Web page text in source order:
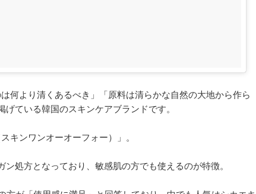
何より清くあるべき」「原料は清らかな自然の大地から作ら
ている韓国のスキンケアブランドです。
キンワンオーオーフォー）」。
処方となっており、敏感肌の方でも使えるのが特徴。